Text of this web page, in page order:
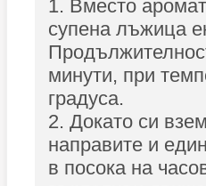
1. Вместо
супена лъжица
минути, при
градуса.
2. Докато си
направите и
в посока на